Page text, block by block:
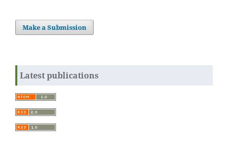
Make a Submission
Latest publications